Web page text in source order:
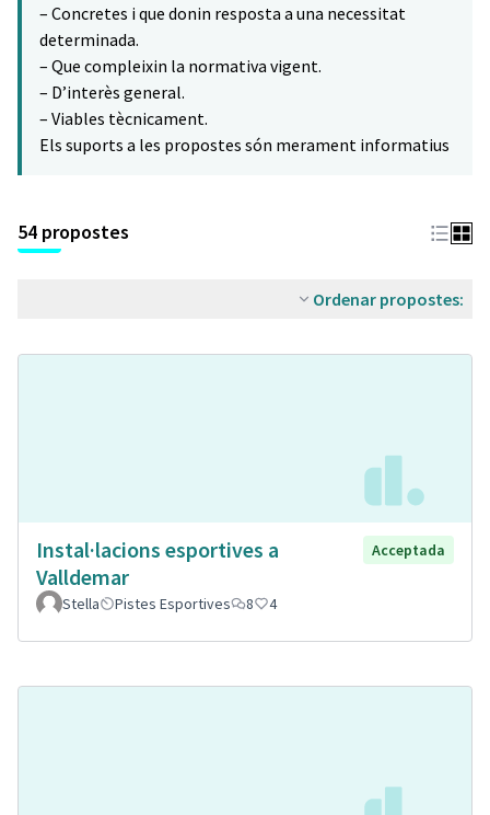
– Concretes i que donin resposta a una necessitat
determinada.
– Que compleixin la normativa vigent.
– D’interès general.
– Viables tècnicament.
Els suports a les propostes són merament informatius
54 propostes
Ordenar propostes:
Instal·lacions esportives a
Valldemar
Acceptada
Stella Pistes Esportives 8 4